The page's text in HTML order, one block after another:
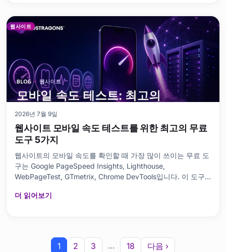
웹사이트
2026년 7월 9일
웹사이트 모바일 속도 테스트를 위한 최고의 무료
도구 5가지
웹사이트의 모바일 속도를 확인할 때 가장 많이 쓰이는 무료 도
구는 Google PageSpeed Insights, Lighthouse,
WebPageTest, GTmetrix, Chrome DevTools입니다. 이 도구
더 읽어보기
1 2 3 … 18 다음 ›